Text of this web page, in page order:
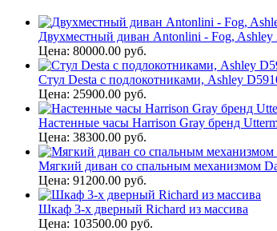
Двухместный диван Antonlini - Fog, Ashley
Цена: 80000.00 руб.
Стул Desta с подлокотниками, Ashley
Цена: 25900.00 руб.
Настенные часы Harrison Gray бренд
Цена: 38300.00 руб.
Мягкий диван со спальным механизмом
Цена: 91200.00 руб.
Шкаф 3-х дверный Richard из массива
Цена: 103500.00 руб.